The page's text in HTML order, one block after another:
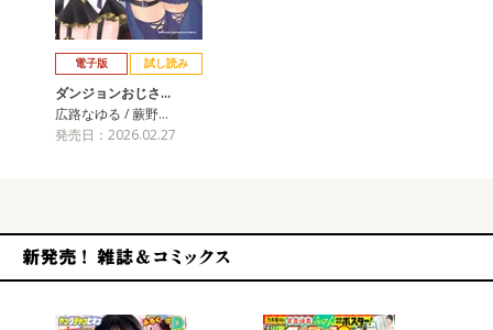
電子版 試し読み
ダンジョンおじさ…
広路なゆる / 蕨野…
発売日：2026.02.27